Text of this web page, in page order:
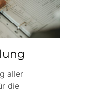
aller
die